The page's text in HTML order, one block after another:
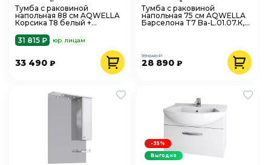
Тумба с раковиной
напольная 88 см AQWELLA
Корсика Т8 белый +
31 815 ₽
юр. лицам
33 490 ₽
Тумба с раковиной
напольная 75 см AQWELLA
Барселона T7 Ba-L.01.07.К, 2
28 890₽
39 648 ₽
-35%
Выгодно